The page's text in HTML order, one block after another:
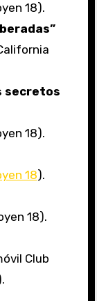
18).
secretos
18).
18).
18).
Club